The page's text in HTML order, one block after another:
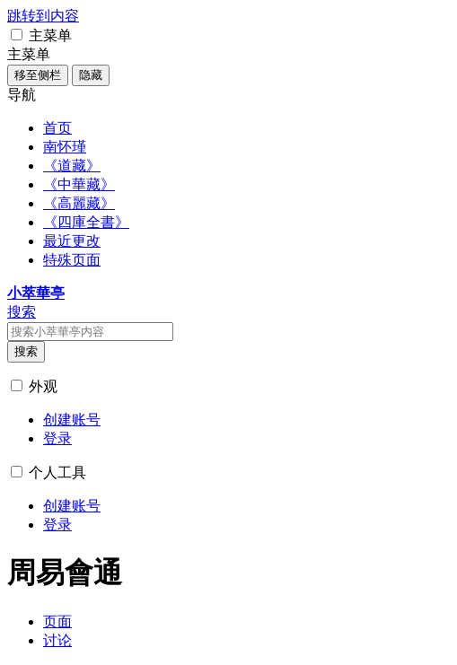
跳转到内容
主菜单
主菜单
移至侧栏 隐藏
导航
首页
南怀瑾
《道藏》
《中華藏》
《高麗藏》
《四庫全書》
最近更改
特殊页面
小萃華亭
搜索
搜索
外观
创建账号
登录
个人工具
创建账号
登录
周易會通
页面
讨论